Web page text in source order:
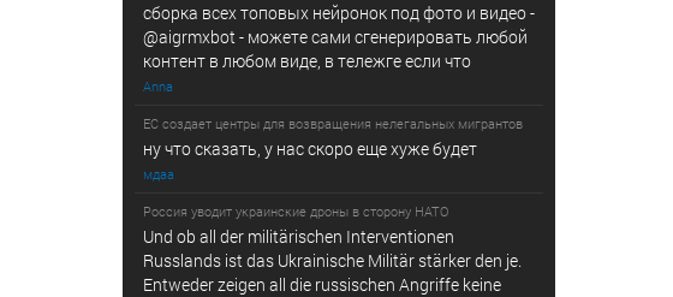
сборка всех топовых нейронок под фото и видео -
@­a­i­­gr­mx­b­­o­t - можете сами сгенерировать любой
контент в любом виде, в т­ележг­е е­сл­и ч­то
Anna
ЕС создает центры для возвращения нелегальных мигрантов
ну что сказать, у нас скоро еще хуже будет
мдаа
Россия уводит украинские дроны в сторону НАТО
Und ob all der militärischen Interventionen
Russlands ist das Ukrainische Militär stärker den je.
Entweder zeigen all die russischen Angriffe keine